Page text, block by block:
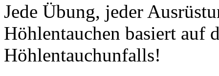
Jede Übung, jeder
Höhlentauchen basiert auf
Höhlentauchunfalls!